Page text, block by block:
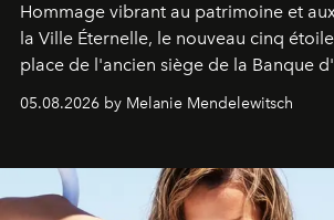
Hommage vibrant au patrimoine et
la Ville Éternelle, le nouveau cinq
place de l'ancien siège de la Banque
de vivre Romain dans toute son
05.08.2026 by Melanie Mendelewitsch